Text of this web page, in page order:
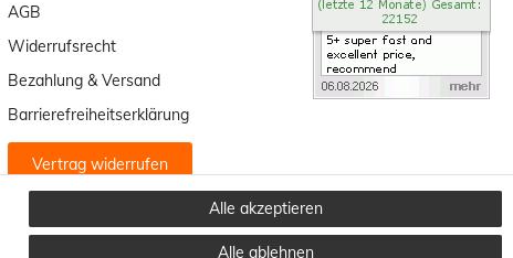
AGB
Widerrufsrecht
Bezahlung & Versand
Barrierefreiheitserklärung
Vertrag widerrufen
Alle akzeptieren
Alle ablehnen